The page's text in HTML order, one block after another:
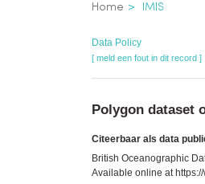
Home IMIS
Data Policy
[ meld een fout in dit record ]
Polygon dataset
Citeerbaar als data
British Oceanographic
Available online at